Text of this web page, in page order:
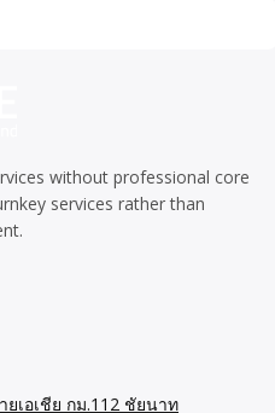
without professional core
services rather than